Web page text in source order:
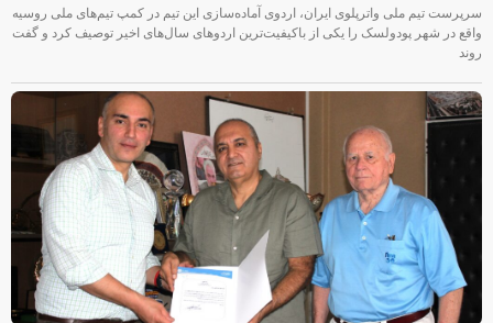
سرپرست تیم ملی واترپلوی ایران، اردوی آماده‌سازی این تیم در کمپ تیم‌های ملی روسیه
واقع در شهر پودولسک را یکی از باکیفیت‌ترین اردوهای سال‌های اخیر توصیف کرد و گفت
روند